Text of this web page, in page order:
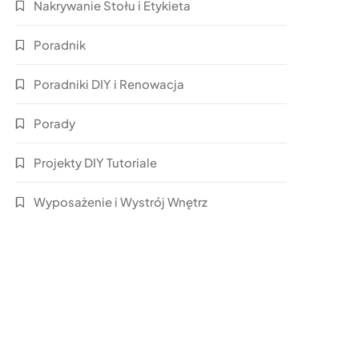
Nakrywanie Stołu i Etykieta
Poradnik
Poradniki DIY i Renowacja
Porady
Projekty DIY Tutoriale
Wyposażenie i Wystrój Wnętrz